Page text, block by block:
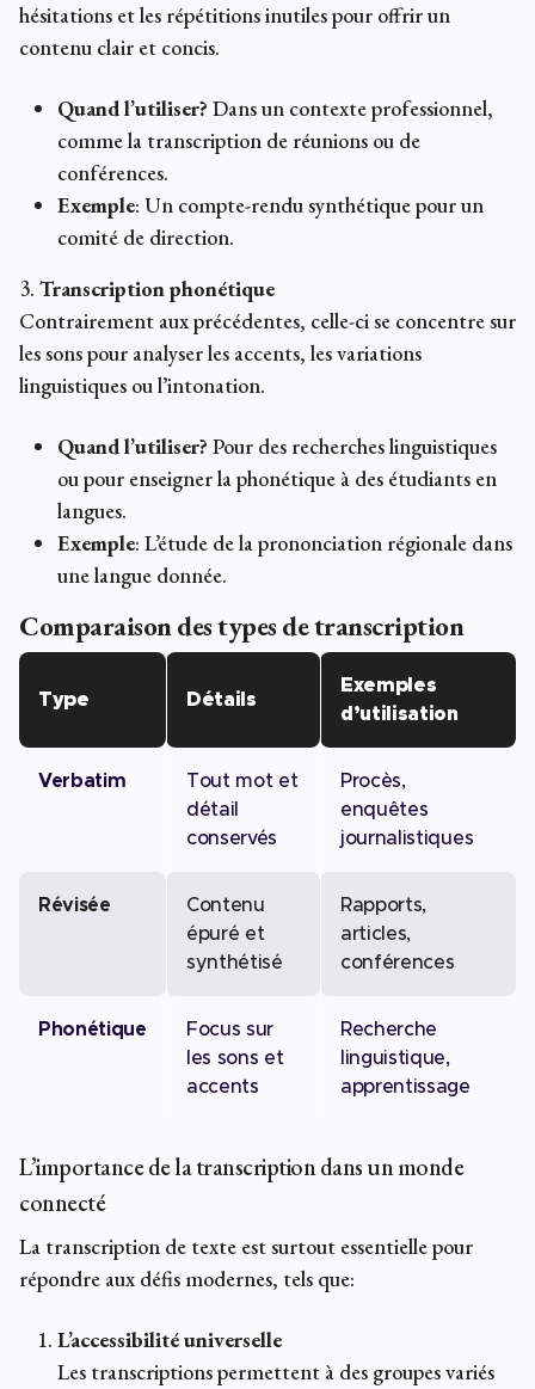
hésitations et les répétitions inutiles pour offrir un
contenu clair et concis.
Quand l’utiliser? Dans un contexte professionnel,
comme la transcription de réunions ou de
conférences.
Exemple: Un compte-rendu synthétique pour un
comité de direction.
3. Transcription phonétique
Contrairement aux précédentes, celle-ci se concentre sur
les sons pour analyser les accents, les variations
linguistiques ou l’intonation.
Quand l’utiliser? Pour des recherches linguistiques
ou pour enseigner la phonétique à des étudiants en
langues.
Exemple: L’étude de la prononciation régionale dans
une langue donnée.
Comparaison des types de transcription
Type Détails
Exemples
d’utilisation
Verbatim
Tout mot et
détail
conservés
Procès,
enquêtes
journalistiques
Révisée
Contenu
épuré et
synthétisé
Rapports,
articles,
conférences
Phonétique
Focus sur
les sons et
accents
Recherche
linguistique,
apprentissage
L’importance de la transcription dans un monde
connecté
La transcription de texte est surtout essentielle pour
répondre aux défis modernes, tels que:
L’accessibilité universelle
Les transcriptions permettent à des groupes variés